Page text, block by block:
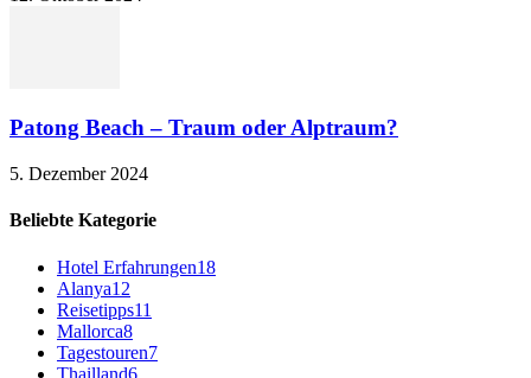
Patong Beach – Traum oder Alptraum?
5. Dezember 2024
Beliebte Kategorie
Hotel Erfahrungen18
Alanya12
Reisetipps11
Mallorca8
Tagestouren7
Thailland6